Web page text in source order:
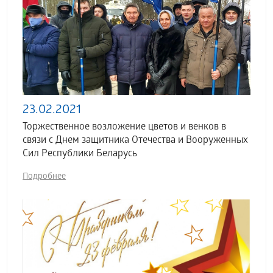
23.02.2021
Торжественное возложение цветов и венков в
связи с Днем защитника Отечества и Вооруженных
Cил Республики Беларусь
Подробнее